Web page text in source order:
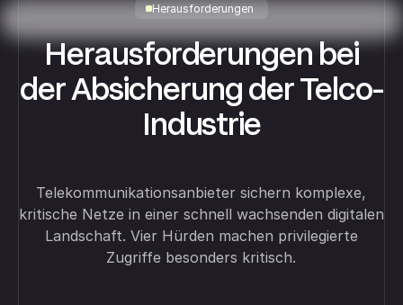
Herausforderungen
Herausforderungen bei
der Absicherung der Telco-
Industrie
Telekommunikationsanbieter sichern komplexe,
kritische Netze in einer schnell wachsenden digitalen
Landschaft. Vier Hürden machen privilegierte
Zugriffe besonders kritisch.